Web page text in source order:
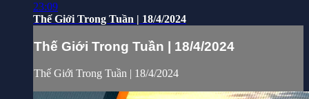
23:09
Thế Giới Trong Tuần | 18/4/2024
Thế Giới Trong Tuần | 18/4/2024
Thế Giới Trong Tuần | 18/4/2024